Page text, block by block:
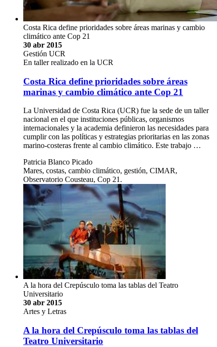
Costa Rica define prioridades sobre áreas marinas y cambio
climático ante Cop 21
30 abr 2015
Gestión UCR
En taller realizado en la UCR
Costa Rica define prioridades sobre áreas
marinas y cambio climático ante Cop 21
La Universidad de Costa Rica (UCR) fue la sede de un taller
nacional en el que instituciones públicas, organismos
internacionales y la academia definieron las necesidades para
cumplir con las políticas y estrategias prioritarias en las zonas
marino-costeras frente al cambio climático. Este trabajo …
Patricia Blanco Picado
Mares, costas, cambio climático, gestión, CIMAR,
Observatorio Cousteau, Cop 21.
A la hora del Crepúsculo toma las tablas del Teatro
Universitario
30 abr 2015
Artes y Letras
A la hora del Crepúsculo toma las tablas del
Teatro Universitario